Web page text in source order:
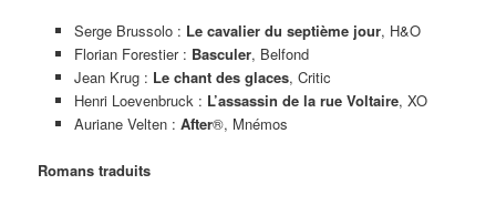
Serge Brussolo : Le cavalier du septième jour, H&O
Florian Forestier : Basculer, Belfond
Jean Krug : Le chant des glaces, Critic
Henri Loevenbruck : L’assassin de la rue Voltaire, XO
Auriane Velten : After®, Mnémos
Romans traduits